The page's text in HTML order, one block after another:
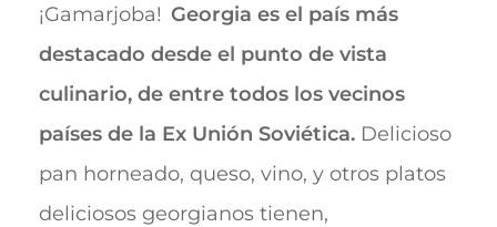
¡Gamarjoba! Georgia es el país más
destacado desde el punto de vista
culinario, de entre todos los vecinos
países de la Ex Unión Soviética. Delicioso
pan horneado, queso, vino, y otros platos
deliciosos georgianos tienen,